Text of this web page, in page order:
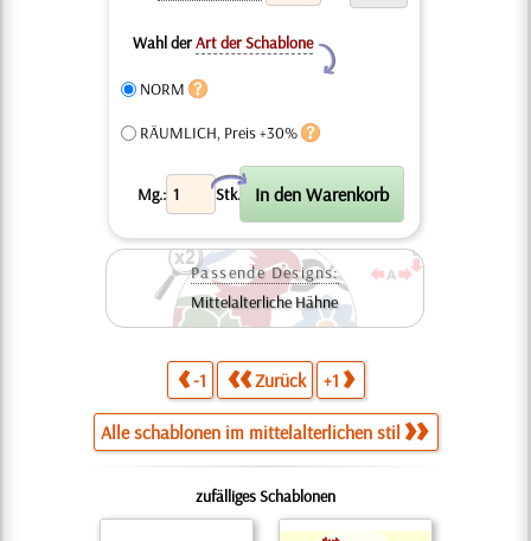
Wahl derArt der Schablone
Y
NORM
RÄUMLICH, Preis +30%
Mg.: Stk.
X
Passende Designs:
Mittelalterliche Hähne
-1 Zurück +1
Alle schablonen im mittelalterlichen stil
zufälliges Schablonen